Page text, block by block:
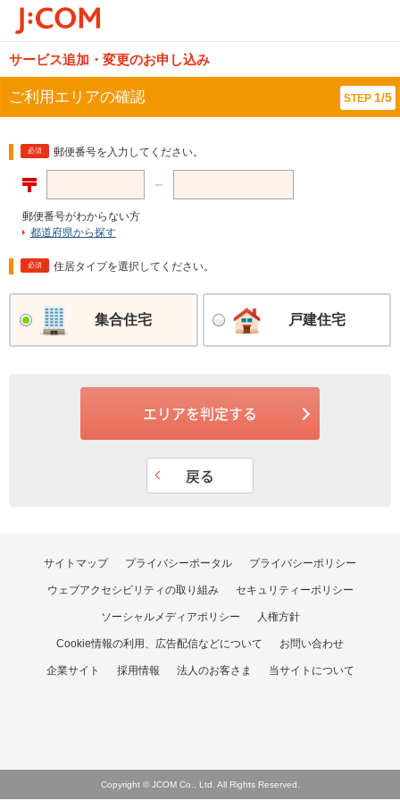
サービス追加・変更のお申し込み
ご利用エリアの確認 STEP 1/5
必須 郵便番号を入力してください。
郵便番号がわからない方
都道府県から探す
必須 住居タイプを選択してください。
集合住宅 戸建住宅
戻る
エリアを判定する
サイトマップ プライバシーポータル プライバシーポリシー
ウェブアクセシビリティの取り組み セキュリティーポリシー
ソーシャルメディアポリシー 人権方針
Cookie情報の利用、広告配信などについて お問い合わせ
企業サイト 採用情報 法人のお客さま 当サイトについて
Copyright © JCOM Co., Ltd. All Rights Reserved.